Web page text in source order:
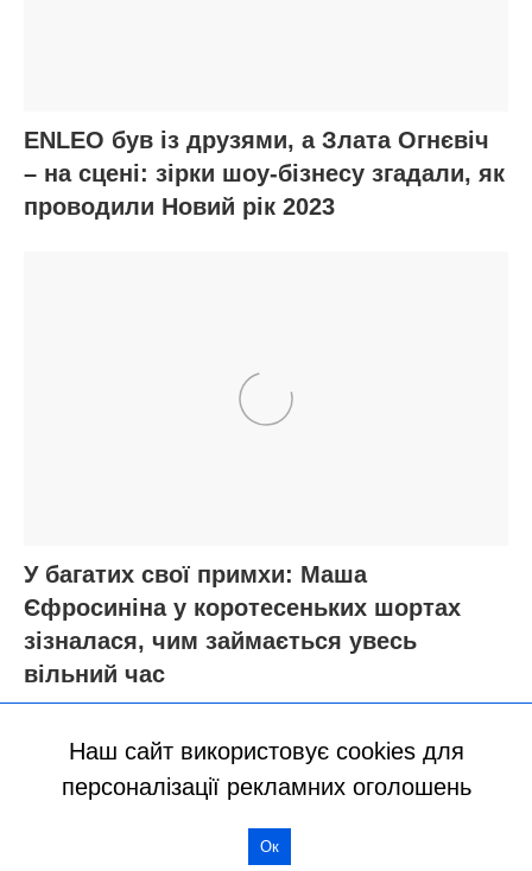
Наш сайт використовує cookies для
персоналізації рекламних оголошень
Ок